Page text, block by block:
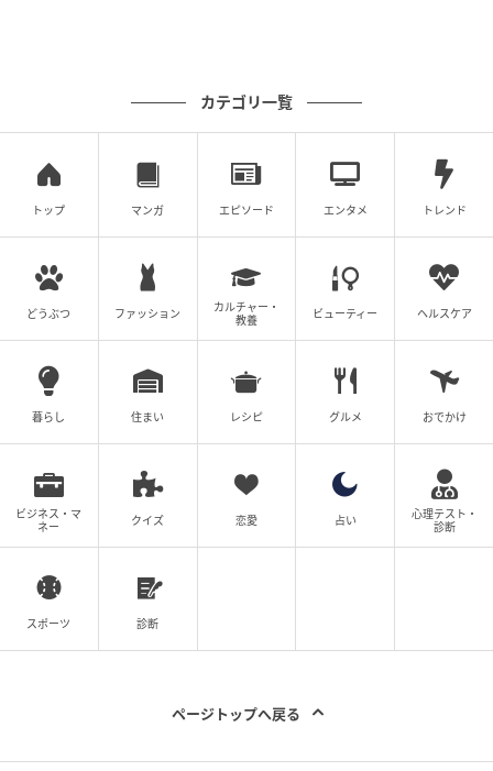
当日のピンまでの正確な距離を把握できるサービスが
提供されます。
Q. 今後はどのような連携サービスの追加が計
画されていますか？
A. ショット位置やスコアデータの連携など、ラウンド
をより豊かにする機能が順次計画されており、次世代
ゴルフ・ウェルネス関連ハードウェアの開発も両社で
推進されています。
次の記事
てて！ぷにむすび」
の記事をもっとみる
カテゴリ一覧
トップ マンガ エピソード エンタメ トレンド
どうぶつ ファッション
カルチャー・
教養
ビューティー ヘルスケア
暮らし 住まい レシピ グルメ おでかけ
ビジネス・マ
ネー
クイズ 恋愛 占い
心理テスト・
診断
スポーツ 診断
ページトップへ戻る